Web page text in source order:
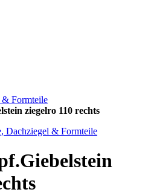
& Formteile
ziegelro 110 rechts
Dachziegel & Formteile